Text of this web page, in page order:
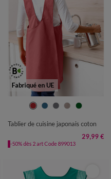
Fabriqué en UE
TABLIER : LONGUEUR 95CM
Tablier de cuisine japonais coton
29,99 €
-50% dès 2 art Code 899013